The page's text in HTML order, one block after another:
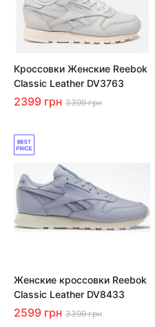
Кроссовки Женские Reebok
Classic Leather DV3763
2399 грн 3399 грн
Женские кроссовки Reebok
Classic Leather DV8433
2599 грн 3399 грн